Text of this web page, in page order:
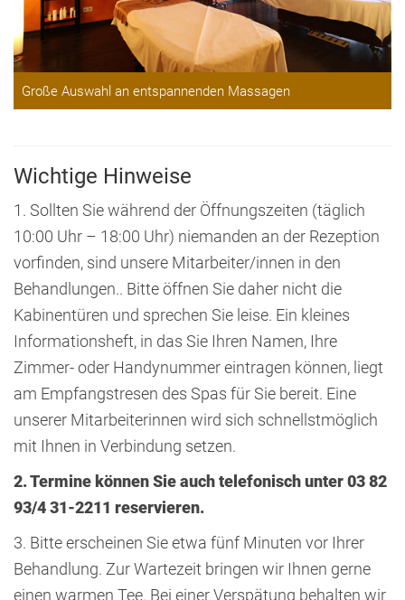
Große Auswahl an entspannenden Massagen
Wichtige Hinweise
1. Sollten Sie während der Öffnungszeiten (täglich
10:00 Uhr – 18:00 Uhr) niemanden an der Rezeption
vorfinden, sind unsere Mitarbeiter/innen in den
Behandlungen.. Bitte öffnen Sie daher nicht die
Kabinentüren und sprechen Sie leise. Ein kleines
Informationsheft, in das Sie Ihren Namen, Ihre
Zimmer- oder Handynummer eintragen können, liegt
am Empfangstresen des Spas für Sie bereit. Eine
unserer Mitarbeiterinnen wird sich schnellstmöglich
mit Ihnen in Verbindung setzen.
2. Termine können Sie auch telefonisch unter 03 82
93/4 31-2211 reservieren.
3. Bitte erscheinen Sie etwa fünf Minuten vor Ihrer
Behandlung. Zur Wartezeit bringen wir Ihnen gerne
einen warmen Tee. Bei einer Verspätung behalten wir